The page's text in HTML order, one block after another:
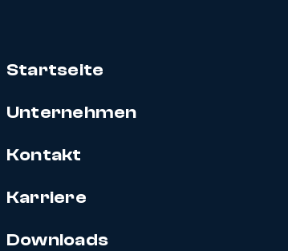
Startseite
Unternehmen
Kontakt
Karriere
Downloads